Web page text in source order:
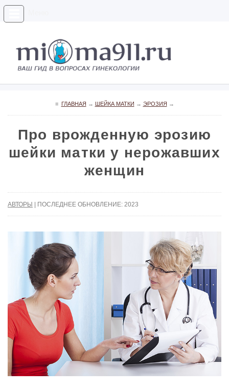
≡ ГЛАВНАЯ → ШЕЙКА МАТКИ → ЭРОЗИЯ →
Про врожденную эрозию
шейки матки у нерожавших
женщин
АВТОРЫ | ПОСЛЕДНЕЕ ОБНОВЛЕНИЕ: 2023